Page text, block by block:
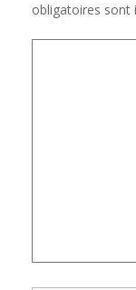
obligatoires sont